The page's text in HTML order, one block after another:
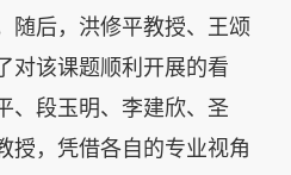
随后，洪修平教授、王颂
对该课题顺利开展的看
、段玉明、李建欣、圣
授，凭借各自的专业视角